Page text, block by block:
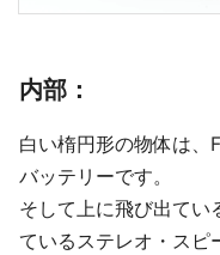
内部：
白い楕円形の物体は
バッテリーです。
そして上に飛び出てい
ているステレオ・スピ